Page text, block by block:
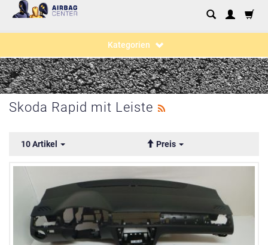
Kategorien
Skoda Rapid mit Leiste
10 Artikel Preis